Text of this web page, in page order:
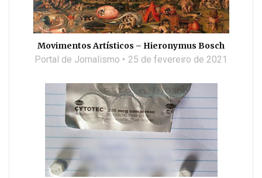
Movimentos Artísticos – Hieronymus Bosch
Portal de Jornalismo 25 de fevereiro de 2021